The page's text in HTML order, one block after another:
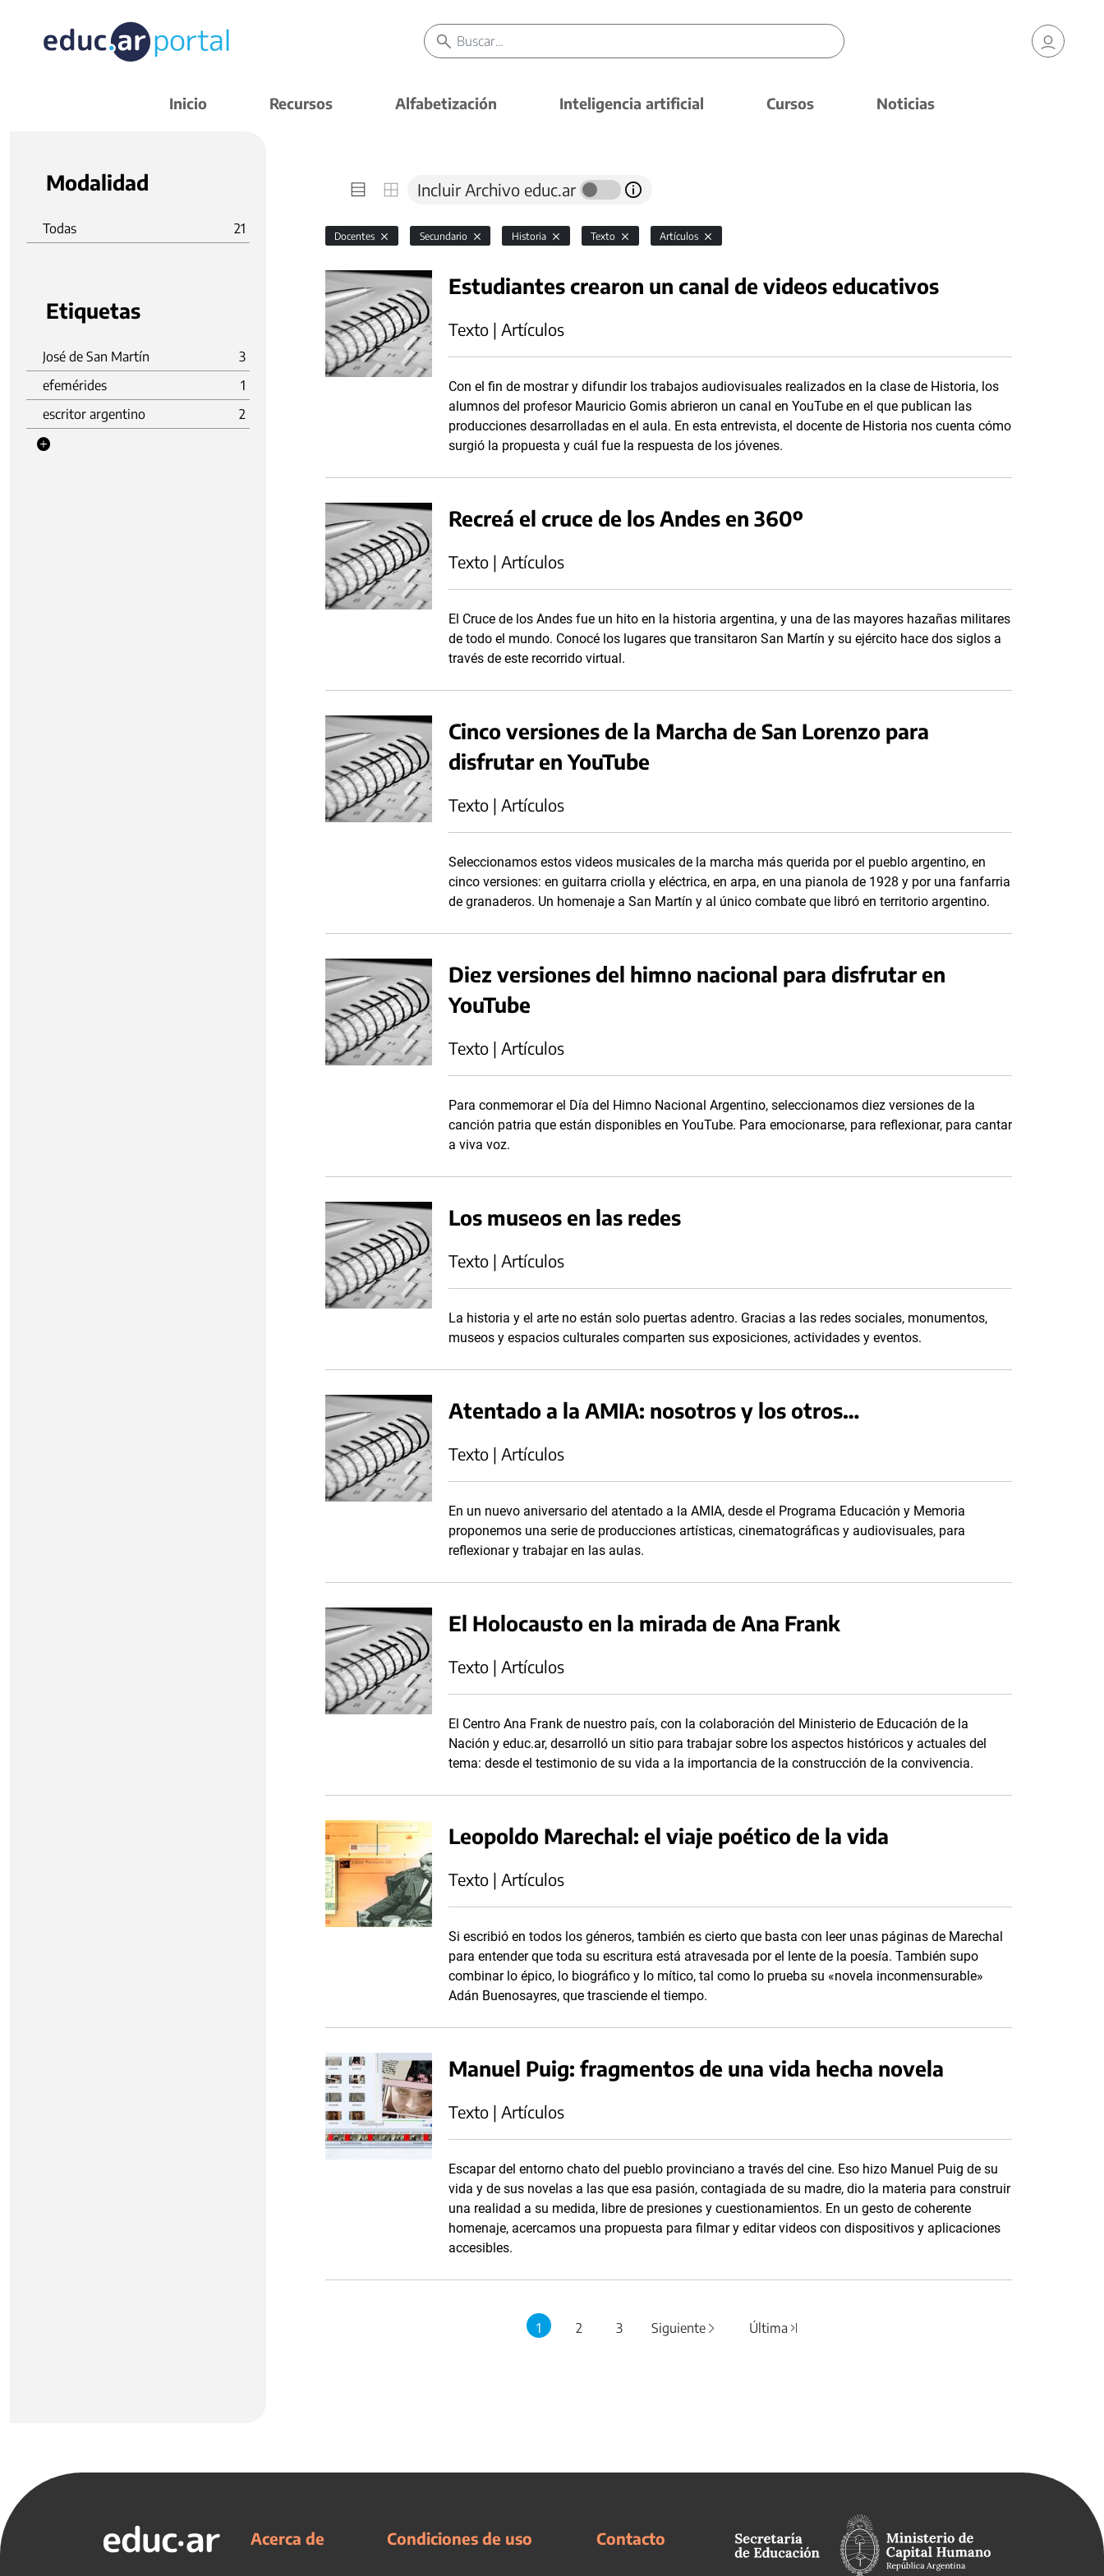
Inicio Recursos Alfabetización Inteligencia artificial Cursos Noticias
Modalidad
Todas 21
Etiquetas
José de San Martín
3
efemérides
1
escritor argentino
2
Incluir Archivo educ.ar
Docentes Secundario Historia Texto Artículos
Estudiantes crearon un canal de videos educativos
Texto | Artículos
Con el fin de mostrar y difundir los trabajos audiovisuales realizados en la clase de Historia, los
alumnos del profesor Mauricio Gomis abrieron un canal en YouTube en el que publican las
producciones desarrolladas en el aula. En esta entrevista, el docente de Historia nos cuenta cómo
surgió la propuesta y cuál fue la respuesta de los jóvenes.
Recreá el cruce de los Andes en 360º
Texto | Artículos
El Cruce de los Andes fue un hito en la historia argentina, y una de las mayores hazañas militares
de todo el mundo. Conocé los lugares que transitaron San Martín y su ejército hace dos siglos a
través de este recorrido virtual.
Cinco versiones de la Marcha de San Lorenzo para
disfrutar en YouTube
Texto | Artículos
Seleccionamos estos videos musicales de la marcha más querida por el pueblo argentino, en
cinco versiones: en guitarra criolla y eléctrica, en arpa, en una pianola de 1928 y por una fanfarria
de granaderos. Un homenaje a San Martín y al único combate que libró en territorio argentino.
Diez versiones del himno nacional para disfrutar en
YouTube
Texto | Artículos
Para conmemorar el Día del Himno Nacional Argentino, seleccionamos diez versiones de la
canción patria que están disponibles en YouTube. Para emocionarse, para reflexionar, para cantar
a viva voz.
Los museos en las redes
Texto | Artículos
La historia y el arte no están solo puertas adentro. Gracias a las redes sociales, monumentos,
museos y espacios culturales comparten sus exposiciones, actividades y eventos.
Atentado a la AMIA: nosotros y los otros…
Texto | Artículos
En un nuevo aniversario del atentado a la AMIA, desde el Programa Educación y Memoria
proponemos una serie de producciones artísticas, cinematográficas y audiovisuales, para
reflexionar y trabajar en las aulas.
El Holocausto en la mirada de Ana Frank
Texto | Artículos
El Centro Ana Frank de nuestro país, con la colaboración del Ministerio de Educación de la
Nación y educ.ar, desarrolló un sitio para trabajar sobre los aspectos históricos y actuales del
tema: desde el testimonio de su vida a la importancia de la construcción de la convivencia.
Leopoldo Marechal: el viaje poético de la vida
Texto | Artículos
Si escribió en todos los géneros, también es cierto que basta con leer unas páginas de Marechal
para entender que toda su escritura está atravesada por el lente de la poesía. También supo
combinar lo épico, lo biográfico y lo mítico, tal como lo prueba su «novela inconmensurable»
Adán Buenosayres, que trasciende el tiempo.
Manuel Puig: fragmentos de una vida hecha novela
Texto | Artículos
Escapar del entorno chato del pueblo provinciano a través del cine. Eso hizo Manuel Puig de su
vida y de sus novelas a las que esa pasión, contagiada de su madre, dio la materia para construir
una realidad a su medida, libre de presiones y cuestionamientos. En un gesto de coherente
homenaje, acercamos una propuesta para filmar y editar videos con dispositivos y aplicaciones
accesibles.
1 2 3 Siguiente Última
Acerca de Condiciones de uso Contacto